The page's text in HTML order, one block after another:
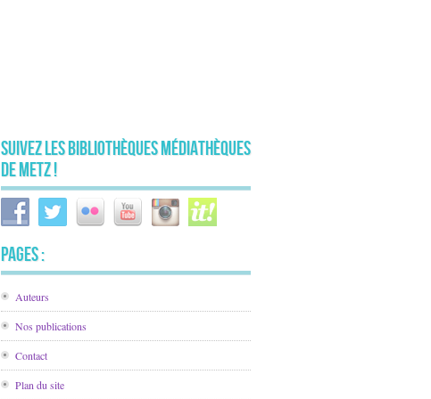
Suivez les Bibliothèques Médiathèques
de Metz !
Pages :
Auteurs
Nos publications
Contact
Plan du site